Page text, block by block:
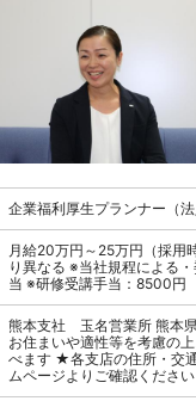
企業福利厚生プランナー（法
月給20万円～25万円（採用
り異なる ※当社規程による
当 ※研修受講手当：8500円
熊本支社 玉名営業所 熊本
お住まいや適性等を考慮の
べます ★各支店の住所・交
ムページよりご確認ください